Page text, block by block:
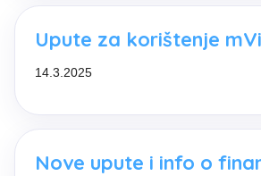
Upute za korištenje
14.3.2025
Nove upute i info o